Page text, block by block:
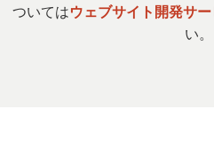
ついてはウェブサイト開発サ
い。